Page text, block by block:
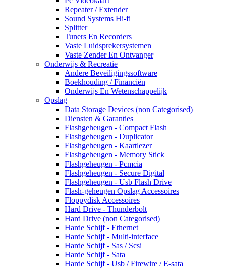
Repeater / Extender
Sound Systems Hi-fi
Splitter
Tuners En Recorders
Vaste Luidsprekersystemen
Vaste Zender En Ontvanger
Onderwijs & Recreatie
Andere Beveiligingssoftware
Boekhouding / Financiën
Onderwijs En Wetenschappelijk
Opslag
Data Storage Devices (non Categorised)
Diensten & Garanties
Flashgeheugen - Compact Flash
Flashgeheugen - Duplicator
Flashgeheugen - Kaartlezer
Flashgeheugen - Memory Stick
Flashgeheugen - Pcmcia
Flashgeheugen - Secure Digital
Flashgeheugen - Usb Flash Drive
Flash-geheugen Opslag Accessoires
Floppydisk Accessoires
Hard Drive - Thunderbolt
Hard Drive (non Categorised)
Harde Schijf - Ethernet
Harde Schijf - Multi-interface
Harde Schijf - Sas / Scsi
Harde Schijf - Sata
Harde Schijf - Usb / Firewire / E-sata